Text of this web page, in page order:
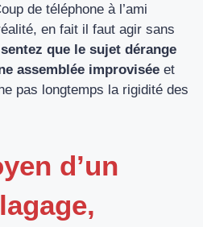
de téléphone à l’ami
en fait il faut agir sans
que le sujet dérange
assemblée improvisée et
pas longtemps la rigidité des
d’un